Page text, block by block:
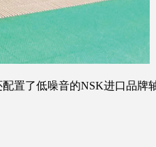
置了低噪音的NSK进口品牌